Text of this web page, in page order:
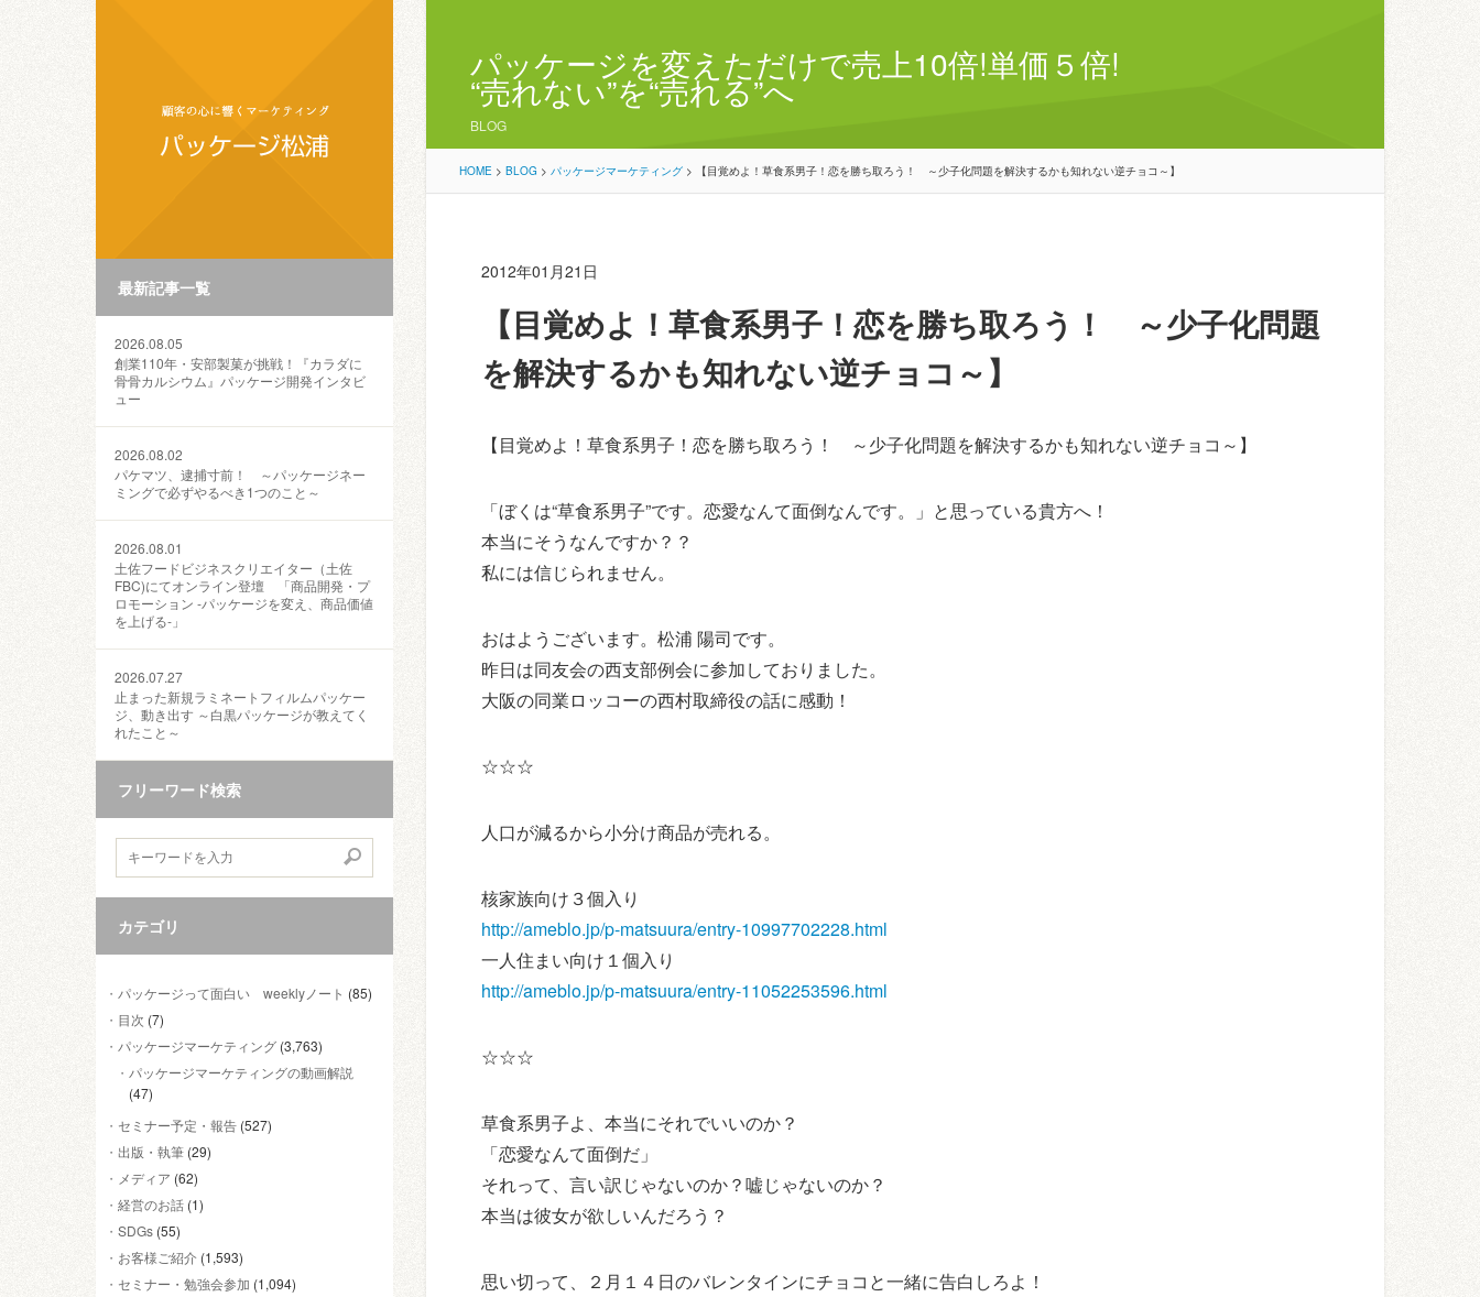
最新記事一覧
2026.08.05
創業110年・安部製菓が挑戦！『カラダに
骨骨カルシウム』パッケージ開発インタビ
ュー
2026.08.02
パケマツ、逮捕寸前！ ～パッケージネー
ミングで必ずやるべき1つのこと～
2026.08.01
土佐フードビジネスクリエイター（土佐
FBC)にてオンライン登壇 「商品開発・プ
ロモーション ‐パッケージを変え、商品価値
を上げる‐」
2026.07.27
止まった新規ラミネートフィルムパッケー
ジ、動き出す ～白黒パッケージが教えてく
れたこと～
フリーワード検索
カテゴリ
パッケージって面白い weeklyノート (85)
目次 (7)
パッケージマーケティング (3,763)
パッケージマーケティングの動画解説
(47)
セミナー予定・報告 (527)
出版・執筆 (29)
メディア (62)
経営のお話 (1)
SDGs (55)
お客様ご紹介 (1,593)
セミナー・勉強会参加 (1,094)
パッケージを変えただけで売上10倍!単価５倍!
“売れない”を“売れる”へ
BLOG
HOME > BLOG > パッケージマーケティング > 【目覚めよ！草食系男子！恋を勝ち取ろう！ ～少子化問題を解決するかも知れない逆チョコ～】
2012年01月21日
【目覚めよ！草食系男子！恋を勝ち取ろう！ ～少子化問題
を解決するかも知れない逆チョコ～】
【目覚めよ！草食系男子！恋を勝ち取ろう！ ～少子化問題を解決するかも知れない逆チョコ～】
「ぼくは“草食系男子”です。恋愛なんて面倒なんです。」と思っている貴方へ！
本当にそうなんですか？？
私には信じられません。
おはようございます。松浦 陽司です。
昨日は同友会の西支部例会に参加しておりました。
大阪の同業ロッコーの西村取締役の話に感動！
☆☆☆
人口が減るから小分け商品が売れる。
核家族向け３個入り
http://ameblo.jp/p-matsuura/entry-10997702228.html
一人住まい向け１個入り
http://ameblo.jp/p-matsuura/entry-11052253596.html
☆☆☆
草食系男子よ、本当にそれでいいのか？
「恋愛なんて面倒だ」
それって、言い訳じゃないのか？嘘じゃないのか？
本当は彼女が欲しいんだろう？
思い切って、２月１４日のバレンタインにチョコと一緒に告白しろよ！